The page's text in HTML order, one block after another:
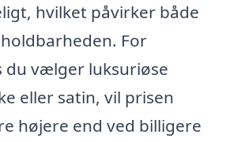
hvilket påvirker både
For
du vælger luksuriøse
eller satin, vil prisen
højere end ved billigere